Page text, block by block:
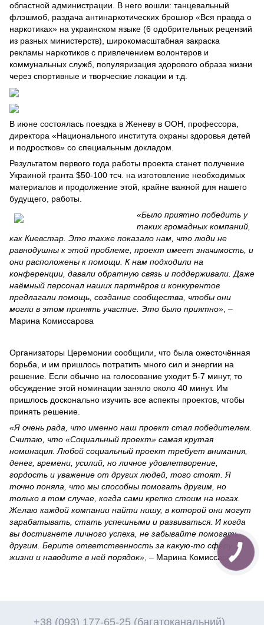
областной администрации. В него вошли: танцевальный
флэшмоб, раздача антинаркотических брошюр «Вся правда о
наркотиках» на украинском языке (6 одобрительных рецензий
из разных министерств), широкомасштабная закраска
рекламы наркотиков с привлечением волонтеров и
коммунальных служб, популяризация здорового образа жизни
через спортивные и творческие локации и т.д.
В июне состоялась поездка в Женеву в ООН, профессора,
директора «Национального института охраны здоровья детей
и подростков» со специальным докладом.
Результатом первого года работы проекта станет получение
Украиной гранта $50-100 тсч. на изготовление необходимых
материалов и продолжение этой, крайне важной для нашего
будущего, работы.
«Было приятно победить у
таких громадных компаний,
как Киевстар. Это также показало нам, что люди не
равнодушны к этой проблеме, проект имеет значимость, и
они расположены к помощи. К нам подходили на
конференции, давали обратную связь и поддерживали. Даже
наёмный персонал наших партнёров и конкурентов
предлагали помощь, создание сообщества, чтобы они
могли в этом принять участие. Это было приятно» , –
Марина Комиссарова
Организаторы Церемонии сообщили, что была ожесточённая
борьба, и им пришлось потратить много сил и энергии на
решение. Если обычно на голосование уходит 5-7 минут, то
обсуждение этой номинации заняло около 40 минут. Им
пришлось досконально изучить все аспекты проектов, чтобы
принять решение.
«Я очень рада, что именно наш проект стал победителем.
Считаю, что «Социальный проект» самая крутая
номинация. Любой социальный проект требует внимания,
денег, времени, усилий, но личное удовлетворение,
гордость и уважение от других людей, того стоят. Я
точно поняла, что мы способны помогать другим, но
только в том случае, когда сами крепко стоим на ногах.
Желаю каждой компании найти нишу, в которой они могут
зарабатывать, стать успешными и развиваться. И когда
вы достигнете личного успеха, не забывайте помогать
другим. Берите ответственность за какую-то сферу
жизни и наводите в ней порядок» , – Марина Комиссарова.
+38 (093) 177-65-25 (багатоканальний)